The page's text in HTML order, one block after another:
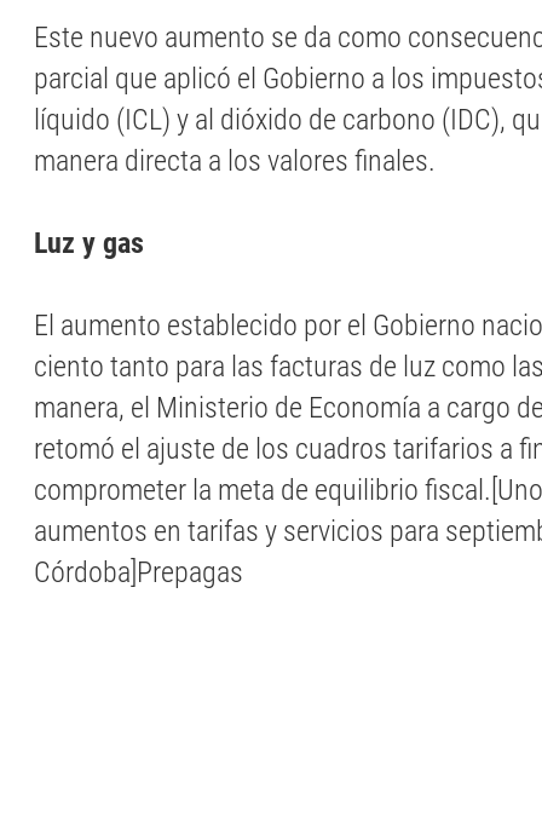
Este nuevo aumento se da como
parcial que aplicó el Gobierno a los
líquido (ICL) y al dióxido de carbono (IDC),
manera directa a los valores finales.
Luz y gas
El aumento establecido por el Gobierno
ciento tanto para las facturas de luz como
manera, el Ministerio de Economía a cargo
retomó el ajuste de los cuadros tarifarios a
comprometer la meta de equilibrio
aumentos en tarifas y servicios para
Córdoba]Prepagas